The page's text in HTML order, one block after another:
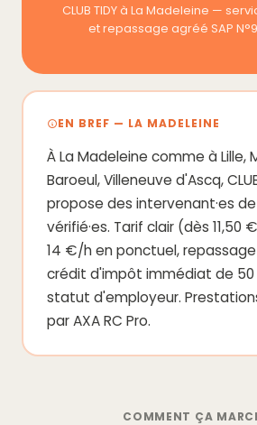
CLUB TIDY à La Madeleine —
et repassage agréé SAP
EN BREF — LA MADELEINE
À La Madeleine comme à Lille,
Baroeul, Villeneuve d'Ascq,
propose des intervenant·es
vérifié·es. Tarif clair (dès 11,50
14 €/h en ponctuel,
crédit d'impôt immédiat de 50
statut d'employeur.
par AXA RC Pro.
COMMENT ÇA